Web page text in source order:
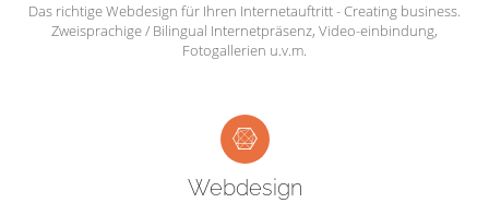
Das richtige Webdesign für Ihren Internetauftritt - Creating business.
Zweisprachige / Bilingual Internetpräsenz, Video-einbindung,
Fotogallerien u.v.m.
Webdesign